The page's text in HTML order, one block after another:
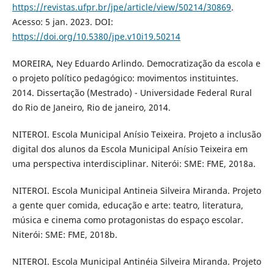
https://revistas.ufpr.br/jpe/article/view/50214/30869.
Acesso: 5 jan. 2023. DOI:
https://doi.org/10.5380/jpe.v10i19.50214
MOREIRA, Ney Eduardo Arlindo. Democratização da escola e
o projeto político pedagógico: movimentos instituintes.
2014. Dissertação (Mestrado) - Universidade Federal Rural
do Rio de Janeiro, Rio de janeiro, 2014.
NITEROI. Escola Municipal Anísio Teixeira. Projeto a inclusão
digital dos alunos da Escola Municipal Anísio Teixeira em
uma perspectiva interdisciplinar. Niterói: SME: FME, 2018a.
NITEROI. Escola Municipal Antineia Silveira Miranda. Projeto
a gente quer comida, educação e arte: teatro, literatura,
música e cinema como protagonistas do espaço escolar.
Niterói: SME: FME, 2018b.
NITEROI. Escola Municipal Antinéia Silveira Miranda. Projeto